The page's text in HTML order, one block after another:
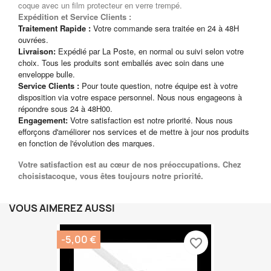
coque avec un film protecteur en verre trempé.
Expédition et Service Clients :
Traitement Rapide : Votre commande sera traitée en 24 à 48H
ouvrées.
Livraison: Expédié par La Poste, en normal ou suivi selon votre
choix. Tous les produits sont emballés avec soin dans une
enveloppe bulle.
Service Clients : Pour toute question, notre équipe est à votre
disposition via votre espace personnel. Nous nous engageons à
répondre sous 24 à 48H00.
Engagement: Votre satisfaction est notre priorité. Nous nous
efforçons d'améliorer nos services et de mettre à jour nos produits
en fonction de l'évolution des marques.
Votre satisfaction est au cœur de nos préoccupations. Chez
choisistacoque, vous êtes toujours notre priorité.
VOUS AIMEREZ AUSSI
-5,00 € favorite_border